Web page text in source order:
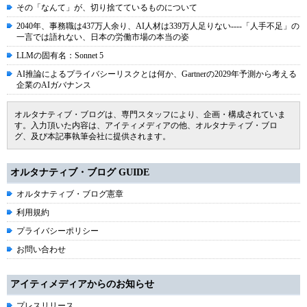
その「なんて」が、切り捨てているものについて
2040年、事務職は437万人余り、AI人材は339万人足りない----「人手不足」の
一言では語れない、日本の労働市場の本当の姿
LLMの固有名：Sonnet 5
AI推論によるプライバシーリスクとは何か、Gartnerの2029年予測から考える
企業のAIガバナンス
オルタナティブ・ブログは、専門スタッフにより、企画・構成されていま
す。入力頂いた内容は、アイティメディアの他、オルタナティブ・ブロ
グ、及び本記事執筆会社に提供されます。
オルタナティブ・ブログ GUIDE
オルタナティブ・ブログ憲章
利用規約
プライバシーポリシー
お問い合わせ
アイティメディアからのお知らせ